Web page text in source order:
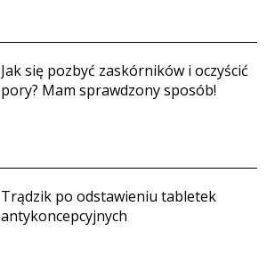
Jak się pozbyć zaskórników i oczyścić
pory? Mam sprawdzony sposób!
Trądzik po odstawieniu tabletek
antykoncepcyjnych